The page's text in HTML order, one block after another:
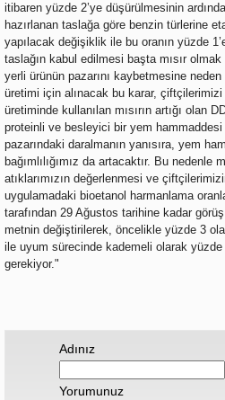
itibaren yüzde 2’ye düşürülmesinin
hazırlanan taslağa göre benzin türlerine
yapılacak değişiklik ile bu oranın yüzde
taslağın kabul edilmesi başta mısır
yerli ürünün pazarını kaybetmesine
üretimi için alınacak bu karar,
üretiminde kullanılan mısırın artığı olan
proteinli ve besleyici bir yem hammaddesi
pazarındaki daralmanın yanısıra, yem
bağımlılığımız da artacaktır. Bu nedenle
atıklarımızın değerlenmesi ve
uygulamadaki bioetanol harmanlama
tarafından 29 Ağustos tarihine kadar
metnin değiştirilerek, öncelikle yüzde 3
ile uyum sürecinde kademeli olarak yüzde
gerekiyor."
Adınız
Yorumunuz